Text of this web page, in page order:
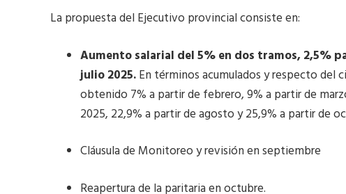
La propuesta del Ejecutivo provincial consiste en:
Aumento salarial del 5% en dos tramos, 2,5%
julio 2025.En términos acumulados y respecto del
obtenido 7% a partir de febrero, 9% a partir de
2025, 22,9% a partir de agosto y 25,9% a partir de
Cláusula de Monitoreo y revisión en septiembre
Reapertura de la paritaria en octubre.